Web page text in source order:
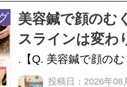
原因があるとは限り
腰の痛みでも、骨盤
など、別の関節や筋
美容鍼で顔のむ
スラインは変わ
.【Q. 美容鍼で顔の
ラインは変わります
投稿日：2026年08